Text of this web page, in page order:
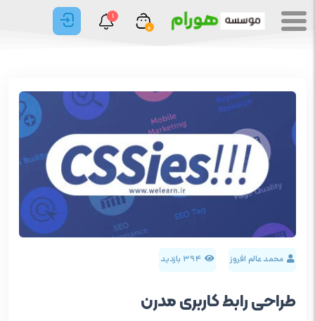
0
1
محمد عالم افروز 394 بازدید
طراحی رابط کاربری مدرن